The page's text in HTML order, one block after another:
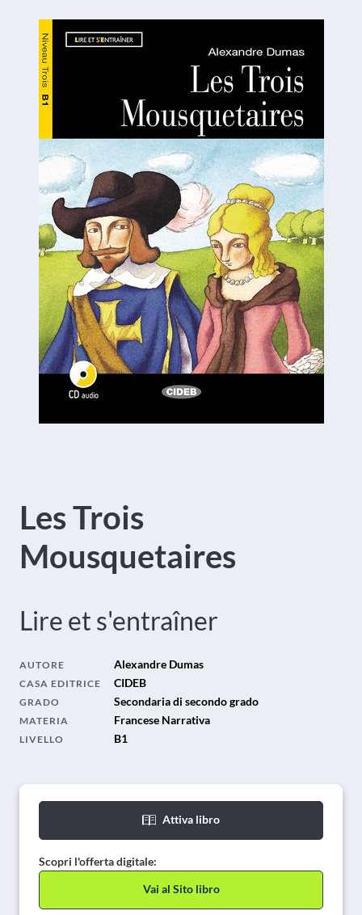
Les Trois
Mousquetaires
Lire et s'entraîner
AUTORE Alexandre Dumas
CASA EDITRICE CIDEB
GRADO Secondaria di secondo grado
MATERIA Francese Narrativa
LIVELLO B1
Attiva libro
Scopri l'offerta digitale:
Vai al Sito libro